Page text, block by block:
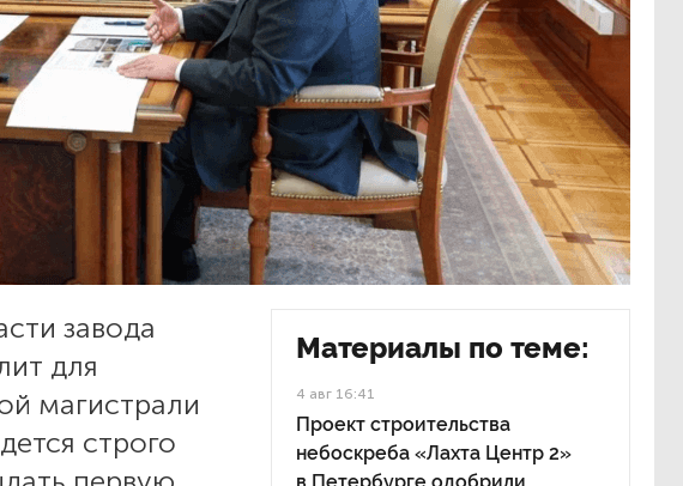
завода
для
магистрали
строго
Материалы по теме:
4 авг 16:41
Проект строительства
небоскреба «Лахта Центр 2»